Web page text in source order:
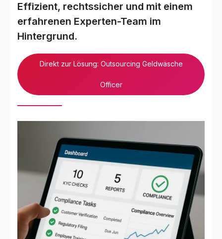
Effizient, rechtssicher und mit einem
erfahrenen Experten-Team im
Hintergrund.
Direkt zur Lösung: Outsourcing Geldwäsche
Officer